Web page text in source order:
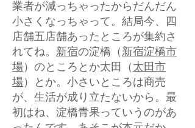
業者が減っちゃったからだんだん
小さくなっちゃって。結局今、四
店舗五店舗あったところが集約さ
れてね。 新宿の淀橋（新宿淀橋市
場）のところとか太田（太田市
場）とか。小さいところは商売
が、生活が成り立たないから。最
初はね、淀橋青果っていうのがあ